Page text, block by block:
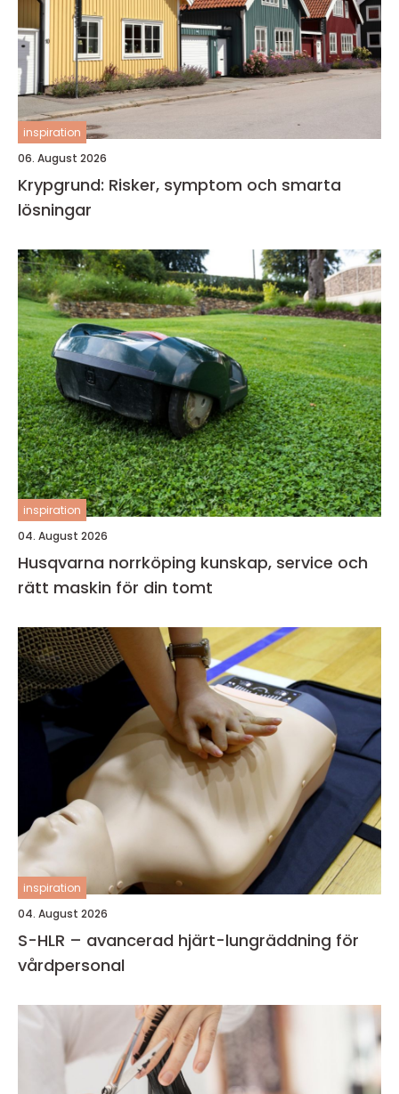
inspiration
06. August 2026
Krypgrund: Risker, symptom och smarta
lösningar
inspiration
04. August 2026
Husqvarna norrköping kunskap, service och
rätt maskin för din tomt
inspiration
04. August 2026
S-HLR – avancerad hjärt-lungräddning för
vårdpersonal